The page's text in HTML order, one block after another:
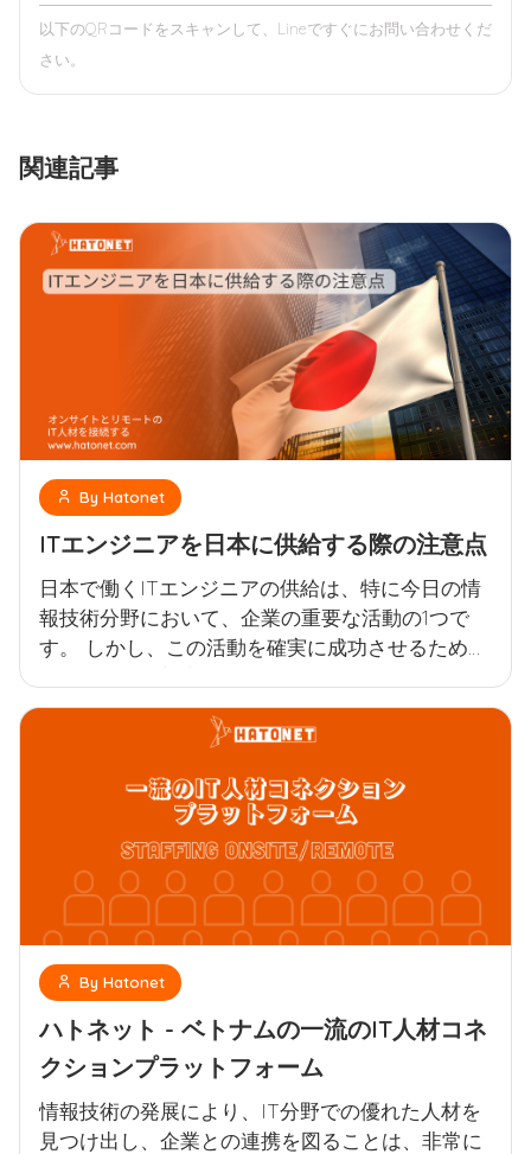
以下のQRコードをスキャンして、Lineですぐにお問い合わせくだ
さい。
関連記事
By Hatonet
ITエンジニアを日本に供給する際の注意点
日本で働くITエンジニアの供給は、特に今日の情
報技術分野において、企業の重要な活動の1つで
す。 しかし、この活動を確実に成功させるために
めに多くの重要な要素を確保する必要がありま
す。 日本へのITエンジニアの供給には多大な注
By Hatonet
ハトネット - ベトナムの一流のIT人材コネ
クションプラットフォーム
情報技術の発展により、IT分野での優れた人材を
見つけ出し、企業との連携を図ることは、非常に